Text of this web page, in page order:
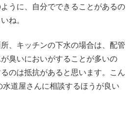
うに、自分でできることがあるの
ね。
、キッチンの下水の場合は、配管
臭いにおいがすることが多いの
のは抵抗があると思います。こん
道屋さんに相談するほうが良い